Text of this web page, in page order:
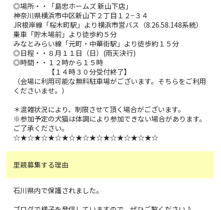
◎場所・・「島忠ホームズ 新山下店」
神奈川県横浜市中区新山下２丁目１２−３４
JR根岸線「桜木町駅」より横浜市営バス（8.26.58.148系統）
乗車「貯木場前」より徒歩約５分
みなとみらい線「元町・中華街駅」より徒歩約１５分
◎日程・・８月１１日（日）(雨天決行)
◎時間・・１２時から１５時
【１４時３０分受付終了】
（会場に利用可能な無料駐車場がございます。そちらをご利用
くださいませ。）
＊混雑状況により、制限させて頂く場合がございます。
※参加予定の犬猫は体調により参加できない場合があります。
ご了承ください。
☆★☆★☆★☆★☆★☆★☆★☆★☆★☆★☆
里親募集する理由
石川県内で保護されました。